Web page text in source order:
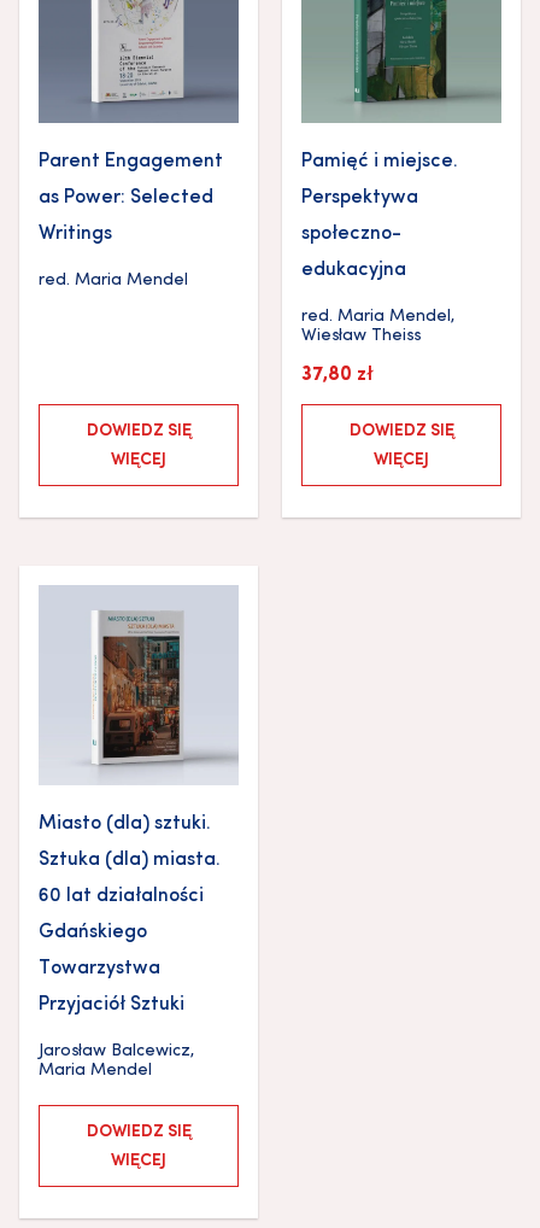
Parent Engagement
as Power: Selected
Writings
red. Maria Mendel
DOWIEDZ SIĘ
WIĘCEJ
Pamięć i miejsce.
Perspektywa
społeczno-
edukacyjna
red. Maria Mendel ,
Wiesław Theiss
37,80 zł
DOWIEDZ SIĘ
WIĘCEJ
Miasto (dla) sztuki.
Sztuka (dla) miasta.
60 lat działalności
Gdańskiego
Towarzystwa
Przyjaciół Sztuki
Jarosław Balcewicz,
Maria Mendel
DOWIEDZ SIĘ
WIĘCEJ